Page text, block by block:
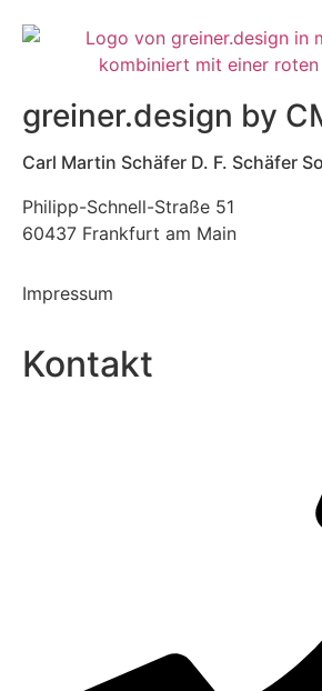
greiner.design by
Carl Martin Schäfer D. F. Schäfer
Philipp-Schnell-Straße 51
60437 Frankfurt am Main
Impressum
Kontakt